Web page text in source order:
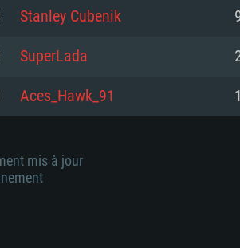
dur: 23.1 Go (client
dur: 62,2 Go (client
Connexion
dur: 62,2 Go (client
Stanley Cubenik
SuperLada
Aces_Hawk_91
mis à jour